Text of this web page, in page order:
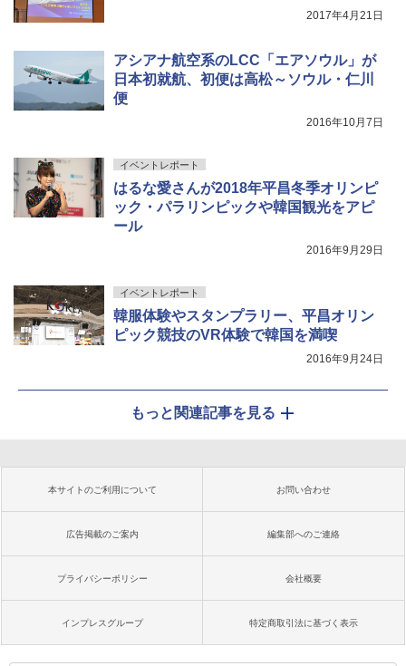
2017年4月21日
アシアナ航空系のLCC「エアソウル」が
日本初就航、初便は高松～ソウル・仁川
便
2016年10月7日
イベントレポート
はるな愛さんが2018年平昌冬季オリンピ
ック・パラリンピックや韓国観光をアピ
ール
2016年9月29日
イベントレポート
韓服体験やスタンプラリー、平昌オリン
ピック競技のVR体験で韓国を満喫
2016年9月24日
もっと関連記事を見る
本サイトのご利用について お問い合わせ
広告掲載のご案内 編集部へのご連絡
プライバシーポリシー 会社概要
インプレスグループ 特定商取引法に基づく表示